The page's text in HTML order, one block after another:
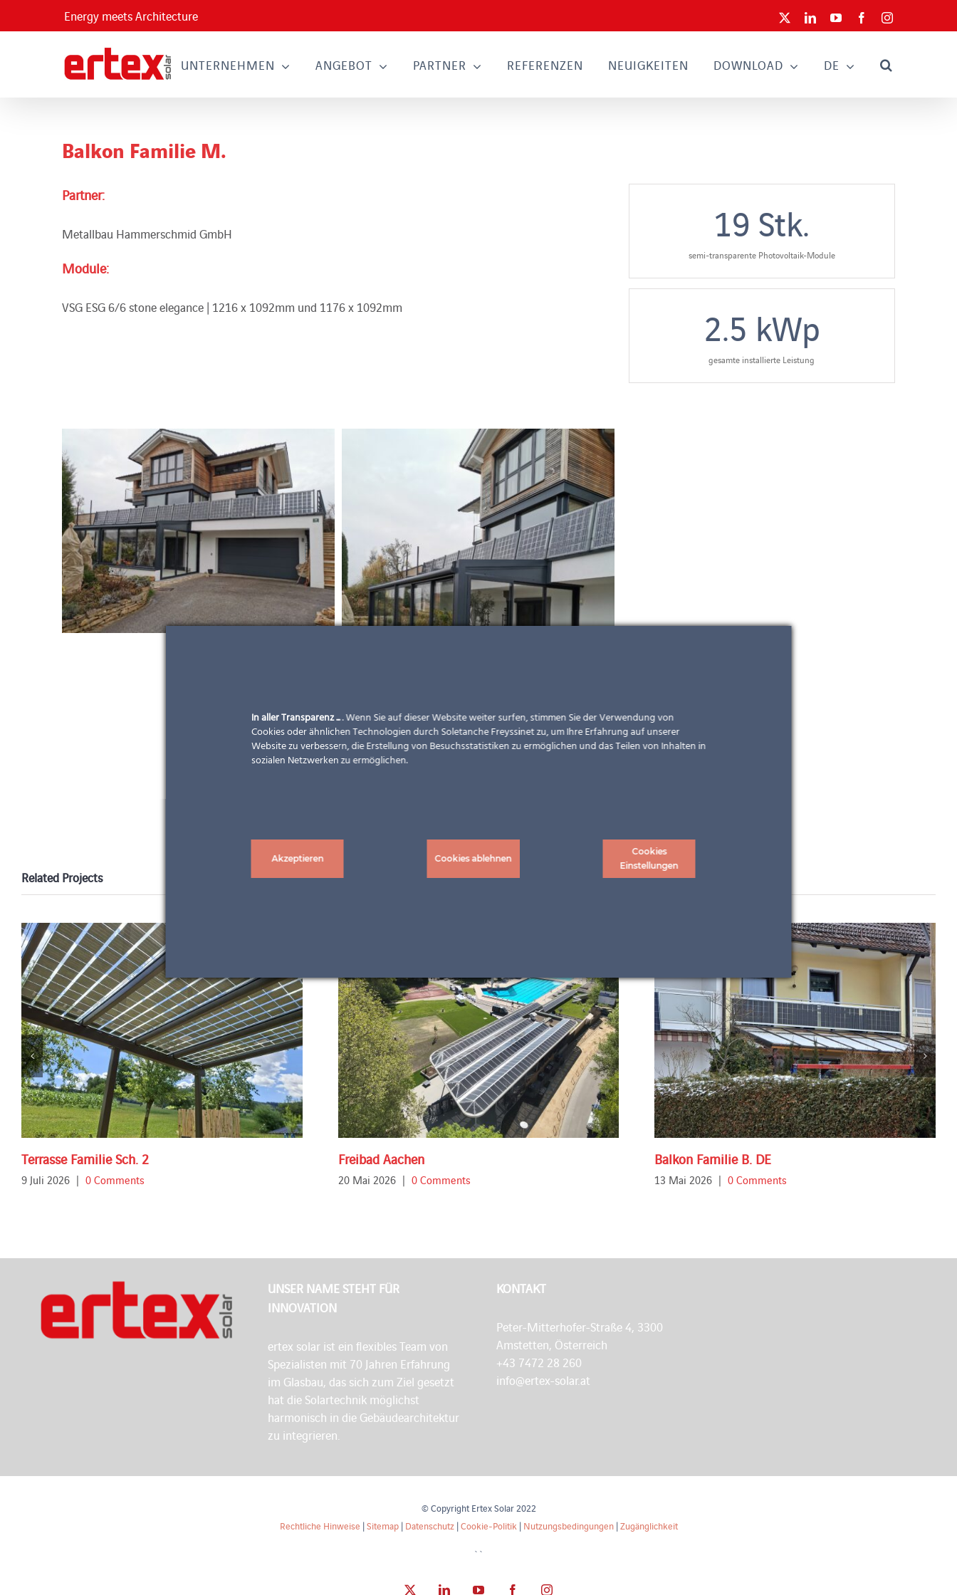
Energy meets Architecture LinkedInYouTubeFacebookInstagram
UNTERNEHMEN ANGEBOT PARTNER REFERENZEN NEUIGKEITEN DOWNLOAD DE
Balkon Familie M.
Partner:
Metallbau Hammerschmid GmbH
Module:
VSG ESG 6/6 stone elegance | 1216 x 1092mm und 1176 x 1092mm
19 Stk.
semi-transparente Photovoltaik-Module
2.5 kWp
gesamte installierte Leistung
Related Projects
Terrasse Familie Sch. 2
9 Juli 2026 | 0 Comments
Freibad Aachen
20 Mai 2026 | 0 Comments
Balkon Familie B. DE
13 Mai 2026 | 0 Comments
UNSER NAME STEHT FÜR
INNOVATION
ertex solar ist ein flexibles Team von
Spezialisten mit 70 Jahren Erfahrung
im Glasbau, das sich zum Ziel gesetzt
hat die Solartechnik möglichst
harmonisch in die Gebäudearchitektur
zu integrieren.
KONTAKT
Peter-Mitterhofer-Straße 4, 3300
Amstetten, Österreich
+43 7472 28 260
info@ertex-solar.at
© Copyright Ertex Solar 2022
Rechtliche Hinweise |Sitemap| Datenschutz|Cookie-Politik| Nutzungsbedingungen|Zugänglichkeit
``
In aller Transparenz .... Wenn Sie auf dieser Website weiter surfen, stimmen Sie der Verwendung von
Cookies oder ähnlichen Technologien durch Soletanche Freyssinet zu, um Ihre Erfahrung auf unserer
Website zu verbessern, die Erstellung von Besuchsstatistiken zu ermöglichen und das Teilen von Inhalten in
sozialen Netzwerken zu ermöglichen.
Akzeptieren Cookies ablehnen
Cookies
Einstellungen